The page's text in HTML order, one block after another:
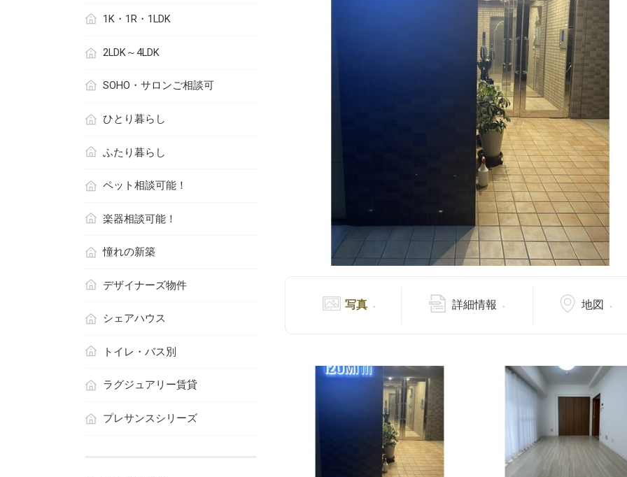
写真 詳細情報 地図
1K・1R・1LDK
2LDK～4LDK
SOHO・サロンご相談可
ひとり暮らし
ふたり暮らし
ペット相談可能！
楽器相談可能！
憧れの新築
デザイナーズ物件
シェアハウス
トイレ・バス別
ラグジュアリー賃貸
プレサンスシリーズ